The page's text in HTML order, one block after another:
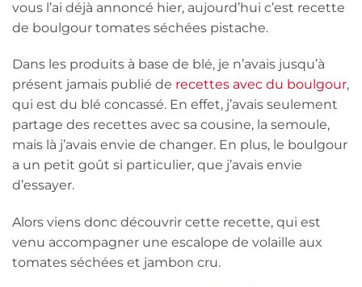
vous l’ai déjà annoncé hier, aujourd’hui c’est recette
de boulgour tomates séchées pistache.
Dans les produits à base de blé, je n’avais jusqu’à
présent jamais publié de recettes avec du boulgour,
qui est du blé concassé. En effet, j’avais seulement
partage des recettes avec sa cousine, la semoule,
mais là j’avais envie de changer. En plus, le boulgour
a un petit goût si particulier, que j’avais envie
d’essayer.
Alors viens donc découvrir cette recette, qui est
venu accompagner une escalope de volaille aux
tomates séchées et jambon cru.